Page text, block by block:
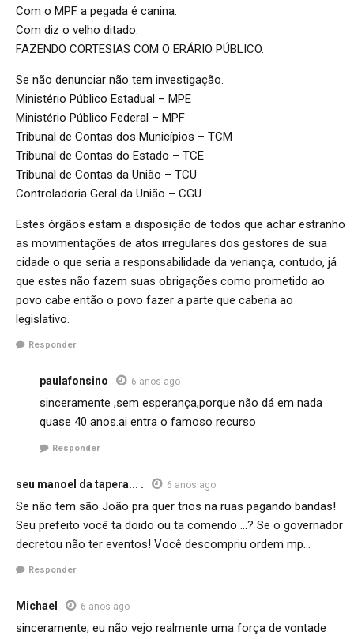
Com o MPF a pegada é canina.
Com diz o velho ditado:
FAZENDO CORTESIAS COM O ERÁRIO PÚBLICO.
Se não denunciar não tem investigação.
Ministério Público Estadual – MPE
Ministério Público Federal – MPF
Tribunal de Contas dos Municípios – TCM
Tribunal de Contas do Estado – TCE
Tribunal de Contas da União – TCU
Controladoria Geral da União – CGU
Estes órgãos estam a disposição de todos que achar estranho
as movimentações de atos irregulares dos gestores de sua
cidade o que seria a responsabilidade da veriança, contudo, já
que estes não fazem suas obrigações como prometido ao
povo cabe então o povo fazer a parte que caberia ao
legislativo.
Responder
paulafonsino 6 anos ago
sinceramente ,sem esperança,porque não dá em nada
quase 40 anos.ai entra o famoso recurso
Responder
seu manoel da tapera... . 6 anos ago
Se não tem são João pra quer trios na ruas pagando bandas!
Seu prefeito você ta doido ou ta comendo …? Se o governador
decretou não ter eventos! Você descompriu ordem mp…
Responder
Michael 6 anos ago
sinceramente, eu não vejo realmente uma força de vontade